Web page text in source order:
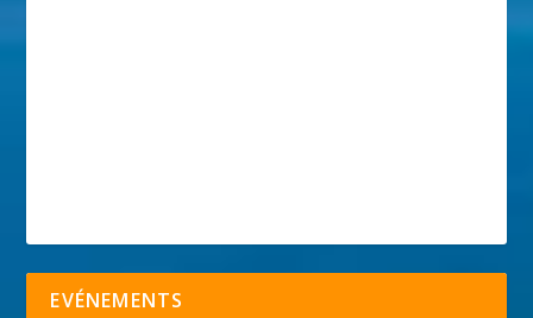
EVÉNEMENTS